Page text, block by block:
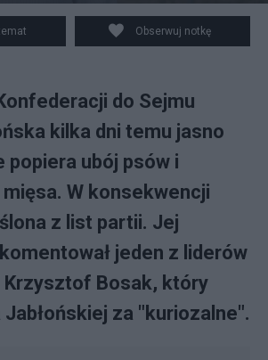
Twitter/@KONFEDERACJA_
Obserwuj notkę
do Sejmu
kilka dni temu jasno
popiera ubój psów i
W konsekwencji
z list partii. Jej
jeden z liderów
Krzysztof Bosak, który
Jabłońskiej za "kuriozalne".